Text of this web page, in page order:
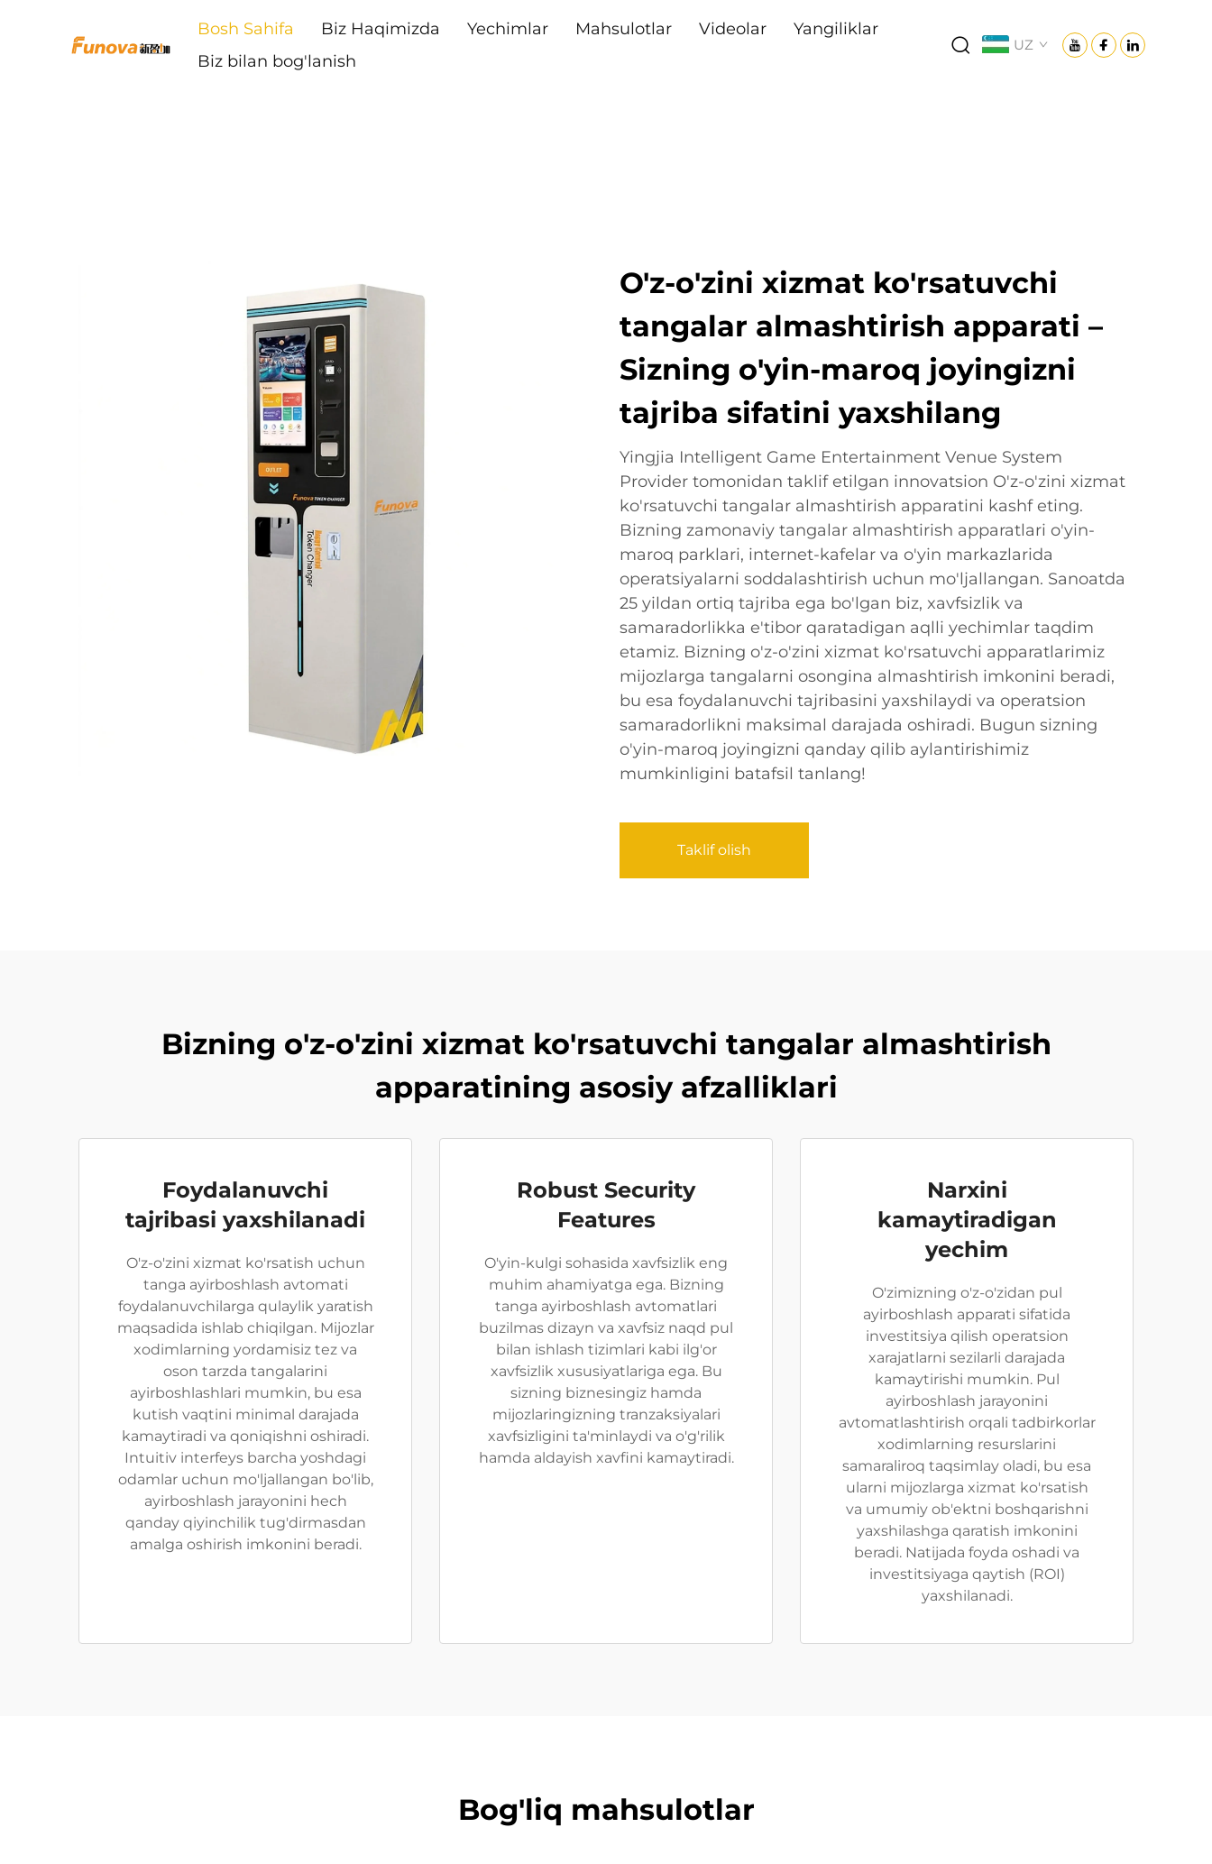
Bosh Sahifa Biz Haqimizda Yechimlar Mahsulotlar Videolar
Yangiliklar
Biz bilan bog'lanish
UZ
O'z-o'zini xizmat ko'rsatuvchi
tangalar almashtirish apparati –
Sizning o'yin-maroq joyingizni
tajriba sifatini yaxshilang
Yingjia Intelligent Game Entertainment Venue System
Provider tomonidan taklif etilgan innovatsion O'z-o'zini xizmat
ko'rsatuvchi tangalar almashtirish apparatini kashf eting.
Bizning zamonaviy tangalar almashtirish apparatlari o'yin-
maroq parklari, internet-kafelar va o'yin markazlarida
operatsiyalarni soddalashtirish uchun mo'ljallangan. Sanoatda
25 yildan ortiq tajriba ega bo'lgan biz, xavfsizlik va
samaradorlikka e'tibor qaratadigan aqlli yechimlar taqdim
etamiz. Bizning o'z-o'zini xizmat ko'rsatuvchi apparatlarimiz
mijozlarga tangalarni osongina almashtirish imkonini beradi,
bu esa foydalanuvchi tajribasini yaxshilaydi va operatsion
samaradorlikni maksimal darajada oshiradi. Bugun sizning
o'yin-maroq joyingizni qanday qilib aylantirishimiz
mumkinligini batafsil tanlang!
Taklif olish
Bizning o'z-o'zini xizmat ko'rsatuvchi tangalar almashtirish
apparatining asosiy afzalliklari
Foydalanuvchi
tajribasi yaxshilanadi
O'z-o'zini xizmat ko'rsatish uchun
tanga ayirboshlash avtomati
foydalanuvchilarga qulaylik yaratish
maqsadida ishlab chiqilgan. Mijozlar
xodimlarning yordamisiz tez va
oson tarzda tangalarini
ayirboshlashlari mumkin, bu esa
kutish vaqtini minimal darajada
kamaytiradi va qoniqishni oshiradi.
Intuitiv interfeys barcha yoshdagi
odamlar uchun mo'ljallangan bo'lib,
ayirboshlash jarayonini hech
qanday qiyinchilik tug'dirmasdan
amalga oshirish imkonini beradi.
Robust Security
Features
O'yin-kulgi sohasida xavfsizlik eng
muhim ahamiyatga ega. Bizning
tanga ayirboshlash avtomatlari
buzilmas dizayn va xavfsiz naqd pul
bilan ishlash tizimlari kabi ilg'or
xavfsizlik xususiyatlariga ega. Bu
sizning biznesingiz hamda
mijozlaringizning tranzaksiyalari
xavfsizligini ta'minlaydi va o'g'rilik
hamda aldayish xavfini kamaytiradi.
Narxini
kamaytiradigan
yechim
O'zimizning o'z-o'zidan pul
ayirboshlash apparati sifatida
investitsiya qilish operatsion
xarajatlarni sezilarli darajada
kamaytirishi mumkin. Pul
ayirboshlash jarayonini
avtomatlashtirish orqali tadbirkorlar
xodimlarning resurslarini
samaraliroq taqsimlay oladi, bu esa
ularni mijozlarga xizmat ko'rsatish
va umumiy ob'ektni boshqarishni
yaxshilashga qaratish imkonini
beradi. Natijada foyda oshadi va
investitsiyaga qaytish (ROI)
yaxshilanadi.
Bog'liq mahsulotlar